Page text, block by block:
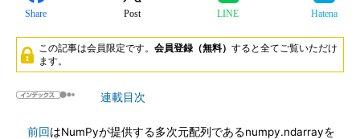
Share Post LINE Hatena
この記事は会員限定です。 会員登録（無料） すると全てご覧いただけ
ます。
連載目次
前回はNumPyが提供する多次元配列であるnumpy.ndarrayを